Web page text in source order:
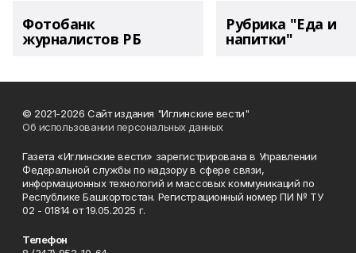
Фотобанк
журналистов РБ
Рубрика "Еда и
напитки"
© 2021-2026 Сайт издания "Иглинские вести"
Об использовании персональных данных
Газета «Иглинские вести» зарегистрирована в Управлении
Федеральной службы по надзору в сфере связи,
информационных технологий и массовых коммуникаций по
Республике Башкортостан. Регистрационный номер ПИ № ТУ
02 - 01814 от 19.05.2025 г.
Телефон